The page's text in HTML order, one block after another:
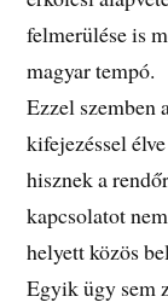
felmerülése is
magyar tempó.
Ezzel szemben
kifejezéssel
hisznek a
kapcsolatot
helyett közös
Egyik ügy sem